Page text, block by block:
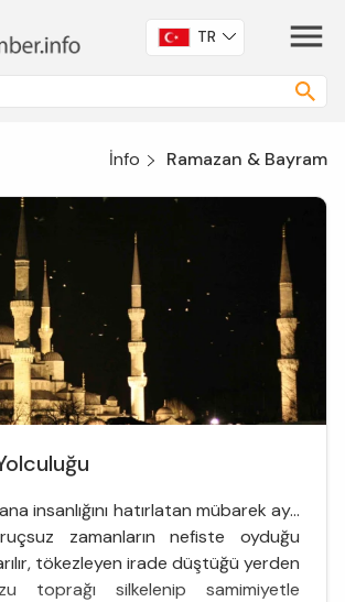
TR
İnfo Ramazan & Bayram
insanlığını hatırlatan mübarek ay…
zamanların nefiste oyduğu
tökezleyen irade düştüğü yerden
toprağı silkelenip samimiyetle